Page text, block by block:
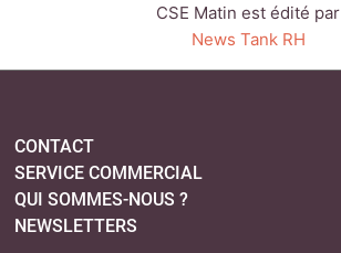
CSE Matin est édité par
News Tank RH
CONTACT
SERVICE COMMERCIAL
QUI SOMMES-NOUS ?
NEWSLETTERS